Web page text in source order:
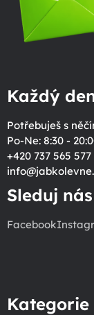
Každý
Potřebuješ s
Po-Ne: 8:30 -
+420 737 565 577
info@
Sleduj nás
Facebook
Kategorie